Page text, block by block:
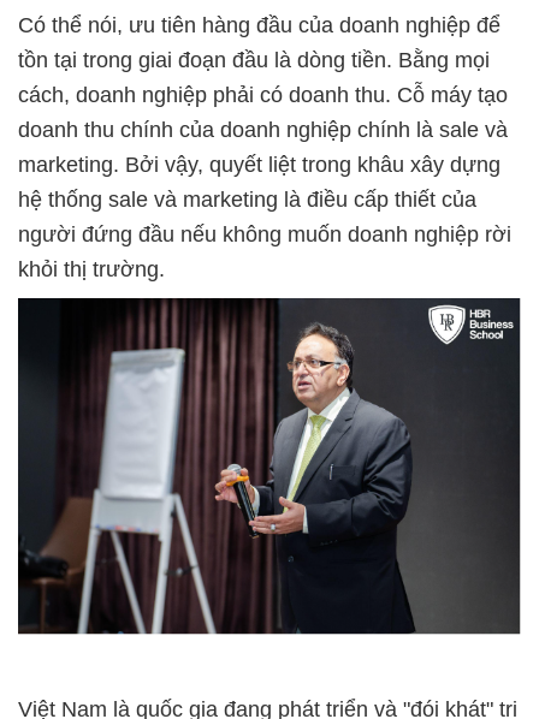
Có thể nói, ưu tiên hàng đầu của doanh nghiệp để
tồn tại trong giai đoạn đầu là dòng tiền. Bằng mọi
cách, doanh nghiệp phải có doanh thu. Cỗ máy tạo
doanh thu chính của doanh nghiệp chính là sale và
marketing. Bởi vậy, quyết liệt trong khâu xây dựng
hệ thống sale và marketing là điều cấp thiết của
người đứng đầu nếu không muốn doanh nghiệp rời
khỏi thị trường.
Việt Nam là quốc gia đang phát triển và "đói khát" tri